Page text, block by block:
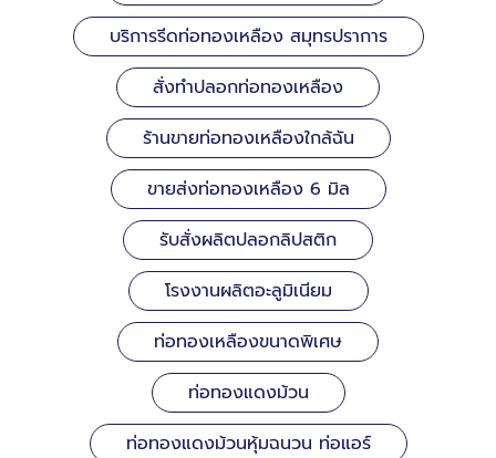
บริการรีดท่อทองเหลือง สมุทรปราการ
สั่งทำปลอกท่อทองเหลือง
ร้านขายท่อทองเหลืองใกล้ฉัน
ขายส่งท่อทองเหลือง 6 มิล
รับสั่งผลิตปลอกลิปสติก
โรงงานผลิตอะลูมิเนียม
ท่อทองเหลืองขนาดพิเศษ
ท่อทองแดงม้วน
ท่อทองแดงม้วนหุ้มฉนวน ท่อแอร์